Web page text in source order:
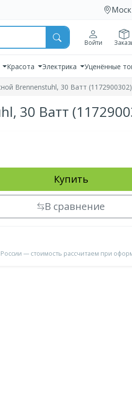
Войти
Красота Электрика Уценённые
Brennenstuhl, 30 Ватт (1172900302)
30 Ватт
Купить
В сравнение
— стоимость рассчитаем при